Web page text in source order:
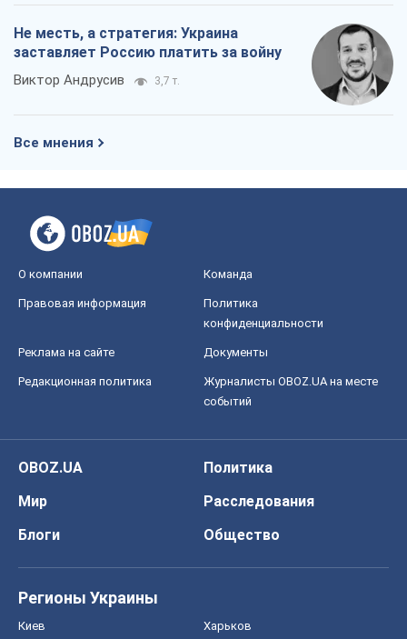
Не месть, а стратегия: Украина
заставляет Россию платить за войну
Виктор Андрусив 3,7 т.
Все мнения
О компании Команда
Правовая информация
Политика
конфиденциальности
Реклама на сайте Документы
Редакционная политика
Журналисты OBOZ.UA на месте
событий
OBOZ.UA
Политика
Мир
Расследования
Блоги
Общество
Регионы Украины
Киев Харьков